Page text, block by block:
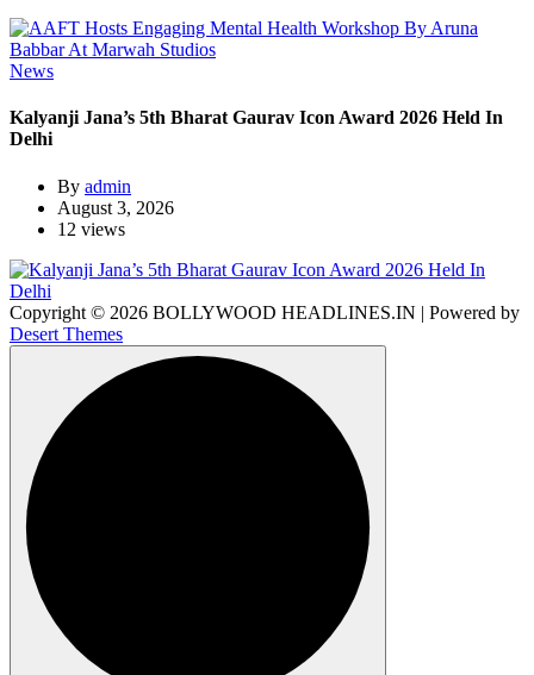
News
Kalyanji Jana’s 5th Bharat Gaurav Icon Award 2026 Held In
Delhi
By admin
August 3, 2026
12 views
Copyright © 2026 BOLLYWOOD HEADLINES.IN | Powered by
Desert Themes